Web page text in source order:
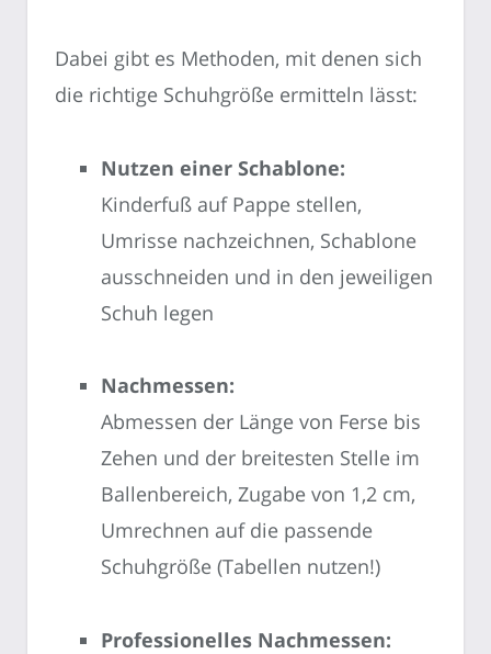
Dabei gibt es Methoden, mit denen sich
die richtige Schuhgröße ermitteln lässt:
Nutzen einer Schablone:
Kinderfuß auf Pappe stellen,
Umrisse nachzeichnen, Schablone
ausschneiden und in den jeweiligen
Schuh legen
Nachmessen:
Abmessen der Länge von Ferse bis
Zehen und der breitesten Stelle im
Ballenbereich, Zugabe von 1,2 cm,
Umrechnen auf die passende
Schuhgröße (Tabellen nutzen!)
Professionelles Nachmessen: